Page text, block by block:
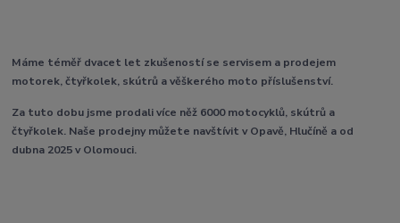
Máme téměř dvacet let zkušeností se servisem a prodejem
motorek, čtyřkolek, skútrů a věškerého moto příslušenství.
Za tuto dobu jsme prodali více něž 6000 motocyklů, skútrů a
čtyřkolek. Naše prodejny můžete navštívit v Opavě, Hlučíně a od
dubna 2025 v Olomouci.